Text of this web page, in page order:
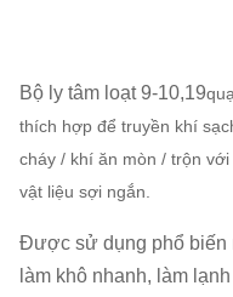
Bộ ly tâm loạt 9-10,19
thích hợp để truyền khí
cháy / khí ăn mòn / trộn
vật liệu sợi ngắn.
Được sử dụng phổ biến
làm khô nhanh, làm